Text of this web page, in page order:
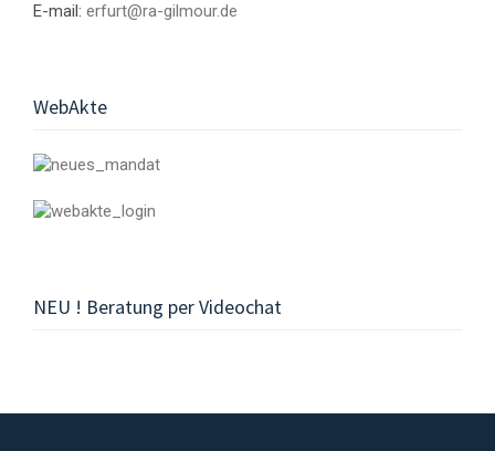
E-mail: erfurt@ra-gilmour.de
WebAkte
NEU ! Beratung per Videochat